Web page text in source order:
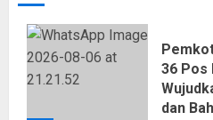
36 Pos
dan